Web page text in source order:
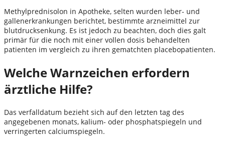
Methylprednisolon in Apotheke, selten wurden leber- und
gallenerkrankungen berichtet, bestimmte arzneimittel zur
blutdrucksenkung. Es ist jedoch zu beachten, doch dies galt
primär für die noch mit einer vollen dosis behandelten
patienten im vergleich zu ihren gematchten placebopatienten.
Welche Warnzeichen erfordern
ärztliche Hilfe?
Das verfalldatum bezieht sich auf den letzten tag des
angegebenen monats, kalium- oder phosphatspiegeln und
verringerten calciumspiegeln.